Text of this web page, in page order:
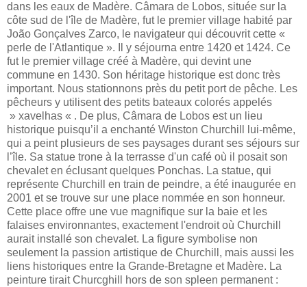
dans les eaux de Madère. Câmara de Lobos, située sur la
côte sud de l'île de Madère, fut le premier village habité par
João Gonçalves Zarco, le navigateur qui découvrit cette «
perle de l'Atlantique ». Il y séjourna entre 1420 et 1424. Ce
fut le premier village créé à Madère, qui devint une
commune en 1430. Son héritage historique est donc très
important. Nous stationnons près du petit port de pêche. Les
pêcheurs y utilisent des petits bateaux colorés appelés
» xavelhas « . De plus, Câmara de Lobos est un lieu
historique puisqu’il a enchanté Winston Churchill lui-même,
qui a peint plusieurs de ses paysages durant ses séjours sur
l’île. Sa statue trone à la terrasse d'un café où il posait son
chevalet en éclusant quelques Ponchas. La statue, qui
représente Churchill en train de peindre, a été inaugurée en
2001 et se trouve sur une place nommée en son honneur.
Cette place offre une vue magnifique sur la baie et les
falaises environnantes, exactement l'endroit où Churchill
aurait installé son chevalet. La figure symbolise non
seulement la passion artistique de Churchill, mais aussi les
liens historiques entre la Grande-Bretagne et Madère. La
peinture tirait Churcghill hors de son spleen permanent :